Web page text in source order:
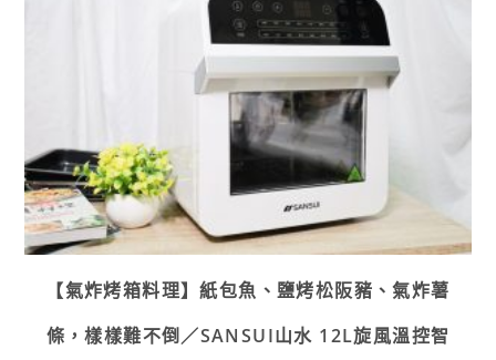
【氣炸烤箱料理】紙包魚、鹽烤松阪豬、氣炸薯
條，樣樣難不倒／SANSUI山水 12L旋風溫控智